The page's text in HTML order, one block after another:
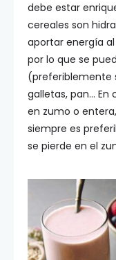
debe estar
cereales son
aportar energía
por lo que se
(preferiblemente
galletas, pan…
en zumo o
siempre es
se pierde en el